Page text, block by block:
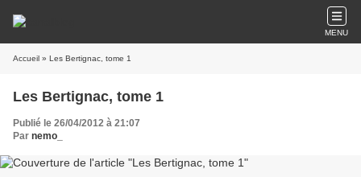
MENU
Accueil » Les Bertignac, tome 1
Les Bertignac, tome 1
Publié le 26/04/2012 à 21:07
Par nemo_